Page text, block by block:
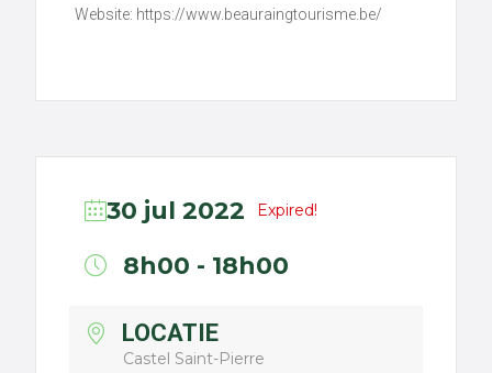
Website: https://www.beauraingtourisme.be/
30 jul 2022 Expired!
8h00 - 18h00
LOCATIE
Castel Saint-Pierre